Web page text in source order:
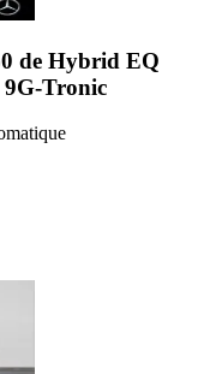
de Hybrid EQ
Tronic